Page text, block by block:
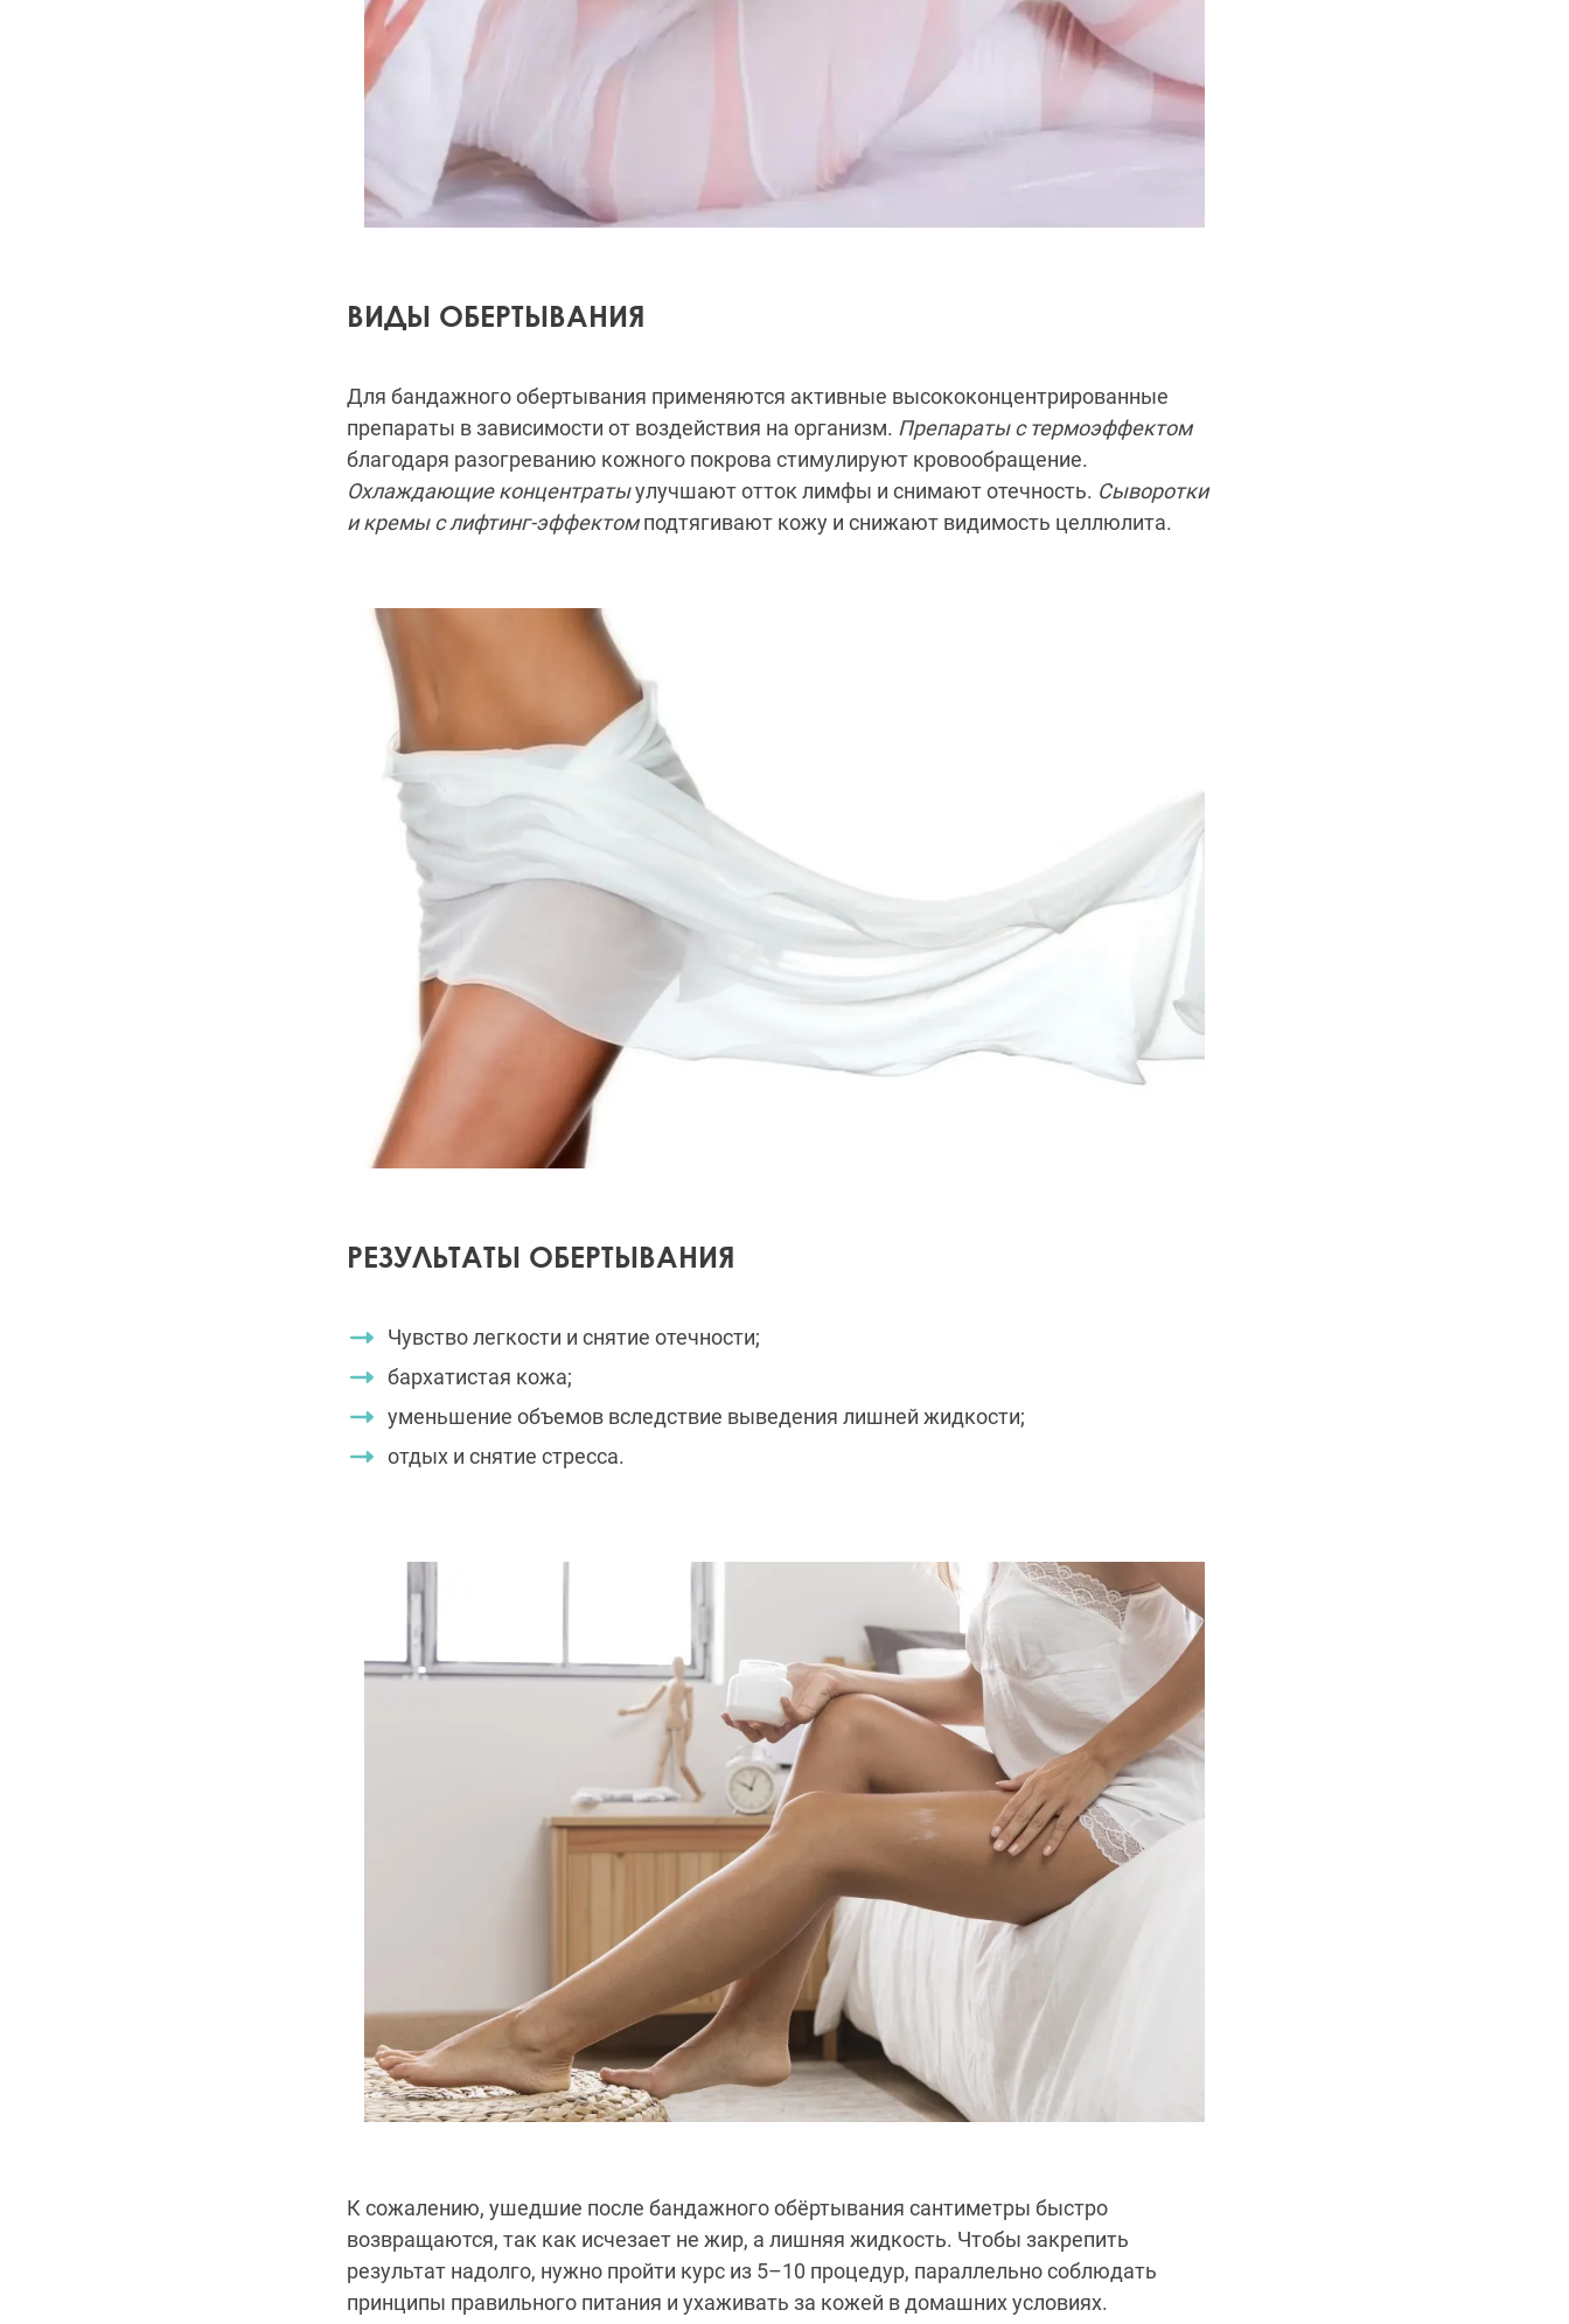
ВИДЫ ОБЕРТЫВАНИЯ
Для бандажного обертывания применяются активные высококонцентрированные
препараты в зависимости от воздействия на организм. Препараты с термоэффектом
благодаря разогреванию кожного покрова стимулируют кровообращение.
Охлаждающие концентратыулучшают отток лимфы и снимают отечность. Сыворотки
и кремы с лифтинг-эффектомподтягивают кожу и снижают видимость целлюлита.
РЕЗУЛЬТАТЫ ОБЕРТЫВАНИЯ
Чувство легкости и снятие отечности;
бархатистая кожа;
уменьшение объемов вследствие выведения лишней жидкости;
отдых и снятие стресса.
К сожалению, ушедшие после бандажного обёртывания сантиметры быстро
возвращаются, так как исчезает не жир, а лишняя жидкость. Чтобы закрепить
результат надолго, нужно пройти курс из 5–10 процедур, параллельно соблюдать
принципы правильного питания и ухаживать за кожей в домашних условиях.